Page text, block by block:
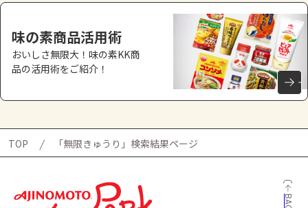
味の素商品活用術
おいしさ無限大！味の素KK商
品の活用術をご紹介！
TOP 「無限きゅうり」検索結果ページ